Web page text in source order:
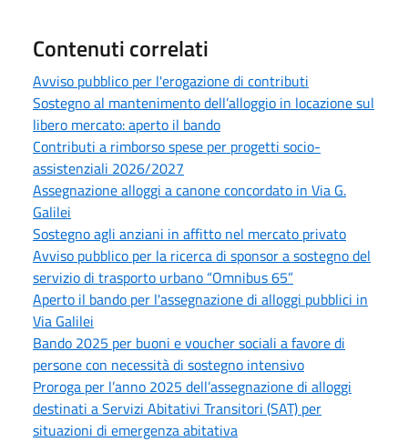
Contenuti correlati
Avviso pubblico per l'erogazione di contributi
Sostegno al mantenimento dell’alloggio in locazione sul
libero mercato: aperto il bando
Contributi a rimborso spese per progetti socio-
assistenziali 2026/2027
Assegnazione alloggi a canone concordato in Via G.
Galilei
Sostegno agli anziani in affitto nel mercato privato
Avviso pubblico per la ricerca di sponsor a sostegno del
servizio di trasporto urbano “Omnibus 65”
Aperto il bando per l'assegnazione di alloggi pubblici in
Via Galilei
Bando 2025 per buoni e voucher sociali a favore di
persone con necessità di sostegno intensivo
Proroga per l’anno 2025 dell’assegnazione di alloggi
destinati a Servizi Abitativi Transitori (SAT) per
situazioni di emergenza abitativa